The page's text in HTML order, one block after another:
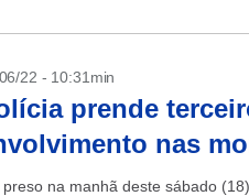
22 - 10:31min
prende
nas
preso na manhã deste sábado